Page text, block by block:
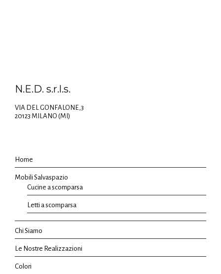
N.E.D. s.r.l.s.
VIA DEL GONFALONE,3
20123 MILANO (MI)
Home
Mobili Salvaspazio
Cucine a scomparsa
Letti a scomparsa
Chi Siamo
Le Nostre Realizzazioni
Colori